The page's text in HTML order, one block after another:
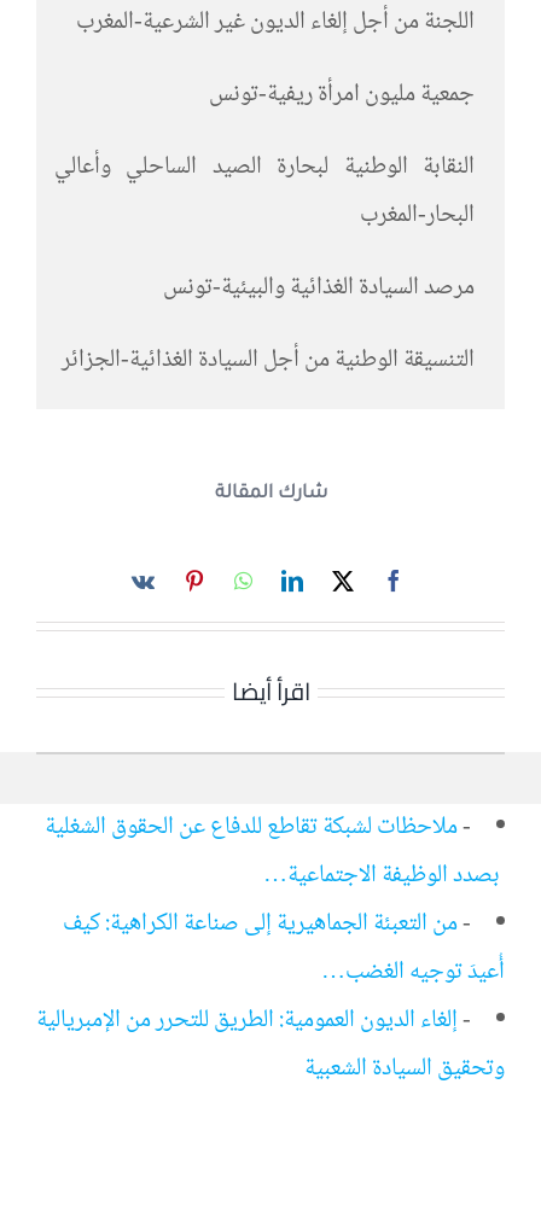
اللجنة من أجل إلغاء الديون غير الشرعية-المغرب
جمعية مليون امرأة ريفية-تونس
النقابة الوطنية لبحارة الصيد الساحلي وأعالي
البحار-المغرب
مرصد السيادة الغذائية والبيئية-تونس
التنسيقة الوطنية من أجل السيادة الغذائية-الجزائر
شارك المقالة
اقرأ أيضا
-ملاحظات لشبكة تقاطع للدفاع عن الحقوق الشغلية
بصدد الوظيفة الاجتماعية…
-من التعبئة الجماهيرية إلى صناعة الكراهية: كيف
أُعيدَ توجيه الغضب…
-إلغاء الديون العمومية: الطريق للتحرر من الإمبريالية
وتحقيق السيادة الشعبية